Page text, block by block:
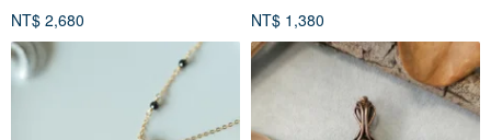
NT$ 2,680
NT$ 1,380